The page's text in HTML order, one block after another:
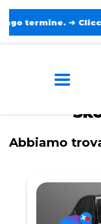
➔ Clicca e
Home
Abbiamo